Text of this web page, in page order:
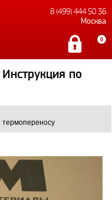
8 (499) 444 50 36
Москва
0
по
термопереносу